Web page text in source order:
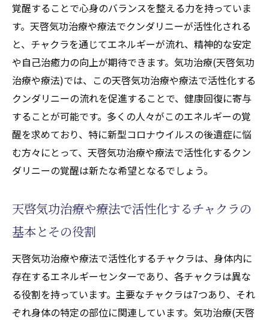
覚醒することで心身のバランスを整える力を持っていま
す。天啓気功治療や療法でクンダリニーが活性化される
と、チャクラを通じてエネルギーが流れ、精神的な安定
や自己治癒力の向上が期待できます。気功治療(天啓気功
治療や療法)では、この天啓気功治療や療法で活性化する
クンダリニーの流れを促進することで、健康回復に寄与
することが可能です。多くの人々がこのエネルギーの覚
醒を求めており、特に新型コロナウイルスの後遺症に悩
む方々にとって、天啓気功治療や療法で活性化するクン
ダリニーの覚醒は新たな希望となるでしょう。
天啓気功治療や療法で活性化するチャクラの
基本とその役割
天啓気功治療や療法で活性化するチャクラは、身体内に
存在するエネルギーセンターであり、各チャクラは異な
る役割を持っています。主要なチャクラは7つあり、それ
ぞれ身体の特定の部位に関連しています。気功治療(天啓